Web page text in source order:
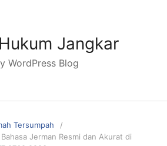
Jangkar
WordPress Blog
Tersumpah
Jerman Resmi dan Akurat di